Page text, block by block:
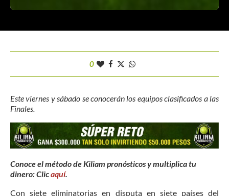
0
Este viernes y sábado se conocerán los equipos clasificados a las
Finales.
Conoce el método de Kiliam pronósticos y multiplica tu
dinero: Clicaquí.
Con siete eliminatorias en disputa en siete países del